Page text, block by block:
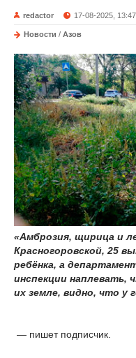
redactor 17-08-2025, 13:47
Новости / Азов
«Амброзия, щирица и
Красногоровской, 25
ребёнка, а
инспекции наплевать,
их земле, видно, что у
— пишет подписчик.